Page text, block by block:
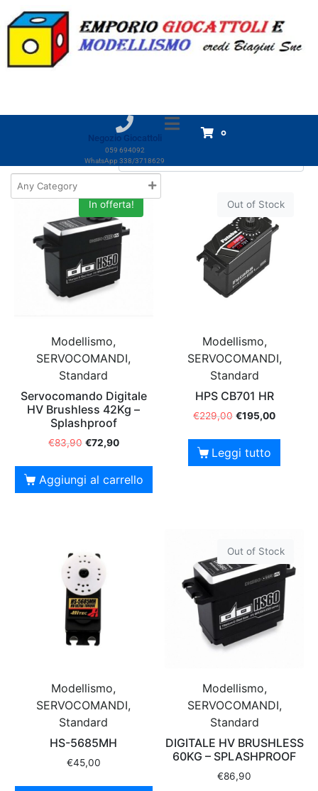
Negozio Giocattoli
059 694092
WhatsApp 338/3718629
0
Home Prodotti Modellismo
SERVOCOMANDI
Standard
Visualizzazione di 1-18 di 31 risultati
In offerta!
Modellismo,
SERVOCOMANDI,
Standard
Servocomando Digitale
HV Brushless 42Kg –
Splashproof
€83,90 €72,90
Aggiungi al carrello
Out of Stock
Modellismo,
SERVOCOMANDI,
Standard
HPS CB701 HR
€229,00 €195,00
Leggi tutto
Modellismo,
SERVOCOMANDI,
Standard
HS-5685MH
€45,00
Out of Stock
Modellismo,
SERVOCOMANDI,
Standard
DIGITALE HV BRUSHLESS
60KG – SPLASHPROOF
€86,90